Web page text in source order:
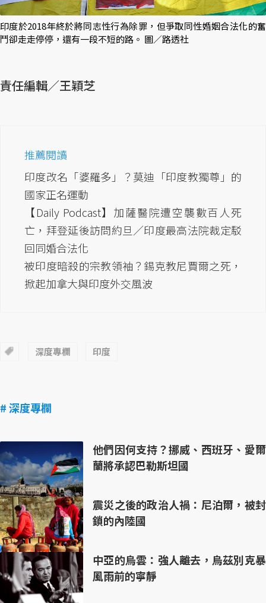
印度於2018年終於將同志性行為除罪，但爭取同性婚姻合法化的奮
鬥卻走走停停，還有一段不短的路。 圖／路透社
責任編輯／王穎芝
推薦閱讀
印度改名「婆羅多」？莫迪「印度教獨尊」的
國家正名運動
【Daily Podcast】加薩醫院遭空襲數百人死
亡，拜登延後訪問約旦／印度最高法院裁定駁
回同婚合法化
被印度暗殺的宗教領袖？錫克教尼賈爾之死，
掀起加拿大與印度外交風波
深度專欄 印度
# 深度專欄
他們因何支持？挪威、西班牙、愛爾
蘭將承認巴勒斯坦國
震災之後的政治人禍：尼泊爾，被封
鎖的內陸國
中亞的烏雲：強人離去，烏茲別克暴
風雨前的寧靜